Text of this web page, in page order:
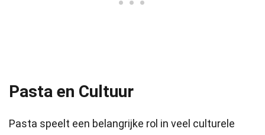
Pasta en Cultuur
Pasta speelt een belangrijke rol in veel culturele